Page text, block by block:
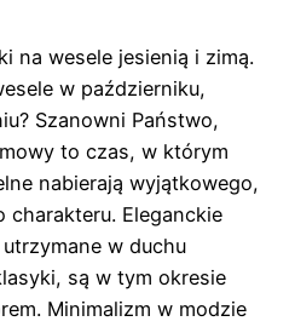
na wesele jesienią i zimą.
w październiku,
Szanowni Państwo,
to czas, w którym
nabierają wyjątkowego,
charakteru. Eleganckie
w duchu
są w tym okresie
Minimalizm w modzie